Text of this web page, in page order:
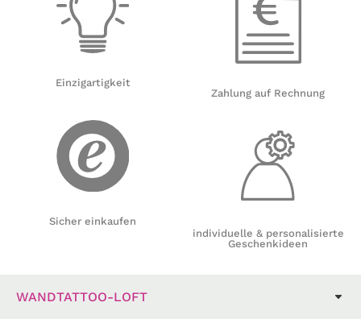
Einzigartigkeit
Sicher einkaufen
Zahlung auf Rechnung
individuelle & personalisierte
Geschenkideen
WANDTATTOO-LOFT